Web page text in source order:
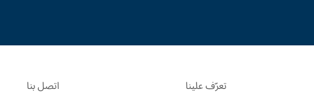
تعرّف علينا
اتصل بنا